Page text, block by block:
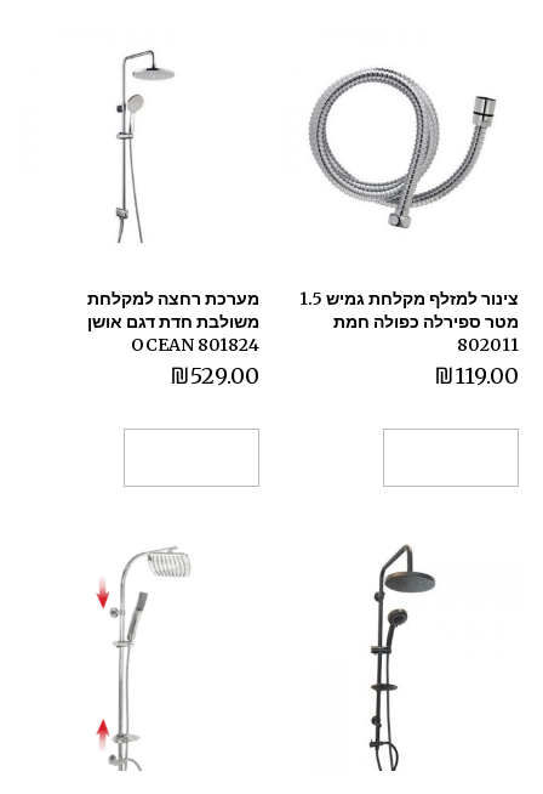
צינור למזלף מקלחת גמיש 1.5
מטר ספירלה כפולה חמת
802011
₪119.00
מערכת רחצה למקלחת
משולבת חדת דגם אושן
OCEAN 801824
₪529.00